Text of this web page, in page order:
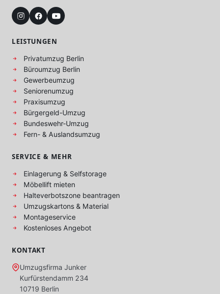
LEISTUNGEN
Privatumzug Berlin
Büroumzug Berlin
Gewerbeumzug
Seniorenumzug
Praxisumzug
Bürgergeld-Umzug
Bundeswehr-Umzug
Fern- & Auslandsumzug
SERVICE & MEHR
Einlagerung & Selfstorage
Möbellift mieten
Halteverbotszone beantragen
Umzugskartons & Material
Montageservice
Kostenloses Angebot
KONTAKT
Umzugsfirma Junker
Kurfürstendamm 234
10719 Berlin